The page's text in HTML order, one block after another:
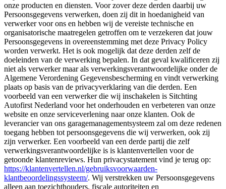
onze producten en diensten. Voor zover deze derden daarbij uw
Persoonsgegevens verwerken, doen zij dit in hoedanigheid van
verwerker voor ons en hebben wij de vereiste technische en
organisatorische maatregelen getroffen om te verzekeren dat jouw
Persoonsgegevens in overeenstemming met deze Privacy Policy
worden verwerkt. Het is ook mogelijk dat deze derden zelf de
doeleinden van de verwerking bepalen. In dat geval kwalificeren zij
niet als verwerker maar als verwerkingsverantwoordelijke onder de
Algemene Verordening Gegevensbescherming en vindt verwerking
plaats op basis van de privacyverklaring van die derden. Een
voorbeeld van een verwerker die wij inschakelen is Sitchting
Autofirst Nederland voor het onderhouden en verbeteren van onze
website en onze serviceverlening naar onze klanten. Ook de
leverancier van ons garagemanagementsysteem zal om deze redenen
toegang hebben tot persoonsgegevens die wij verwerken, ook zij
zijn verwerker. Een voorbeeld van een derde partij die zelf
verwerkingsverantwoordelijke is is klantenvertellen voor de
getoonde klantenreviews. Hun privacystatement vind je terug op:
https://klantenvertellen.nl/gebruiksvoorwaarden-
klantbeoordelingssysteem/. Wij verstrekken uw Persoonsgegevens
alleen aan toezichthouders, fiscale autoriteiten en